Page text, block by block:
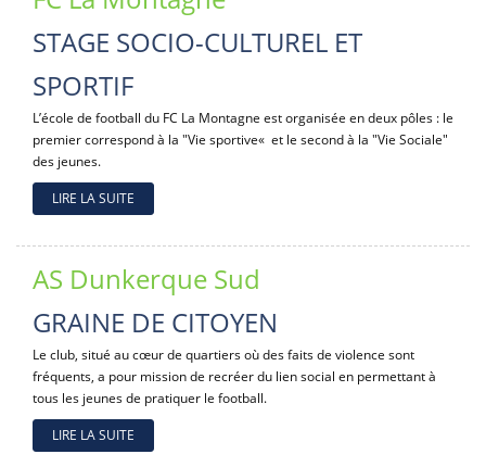
STAGE SOCIO-CULTUREL ET
SPORTIF
L’école de football du FC La Montagne est organisée en deux pôles : le
premier correspond à la "Vie sportive« et le second à la "Vie Sociale"
des jeunes.
LIRE LA SUITE
AS Dunkerque Sud
GRAINE DE CITOYEN
Le club, situé au cœur de quartiers où des faits de violence sont
fréquents, a pour mission de recréer du lien social en permettant à
tous les jeunes de pratiquer le football.
LIRE LA SUITE